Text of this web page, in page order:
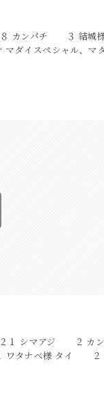
カンパチ ３ 結城
イスペシャル、マ
１ シマアジ ２ カ
タナベ様 タイ ２